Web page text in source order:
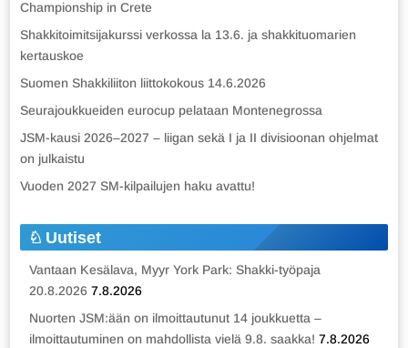
Championship in Crete
Shakkitoimitsijakurssi verkossa la 13.6. ja shakkituomarien
kertauskoe
Suomen Shakkiliiton liittokokous 14.6.2026
Seurajoukkueiden eurocup pelataan Montenegrossa
JSM-kausi 2026–2027 – liigan sekä I ja II divisioonan ohjelmat
on julkaistu
Vuoden 2027 SM-kilpailujen haku avattu!
Uutiset
Vantaan Kesälava, Myyr York Park: Shakki-työpaja
20.8.2026 7.8.2026
Nuorten JSM:ään on ilmoittautunut 14 joukkuetta –
ilmoittautuminen on mahdollista vielä 9.8. saakka! 7.8.2026